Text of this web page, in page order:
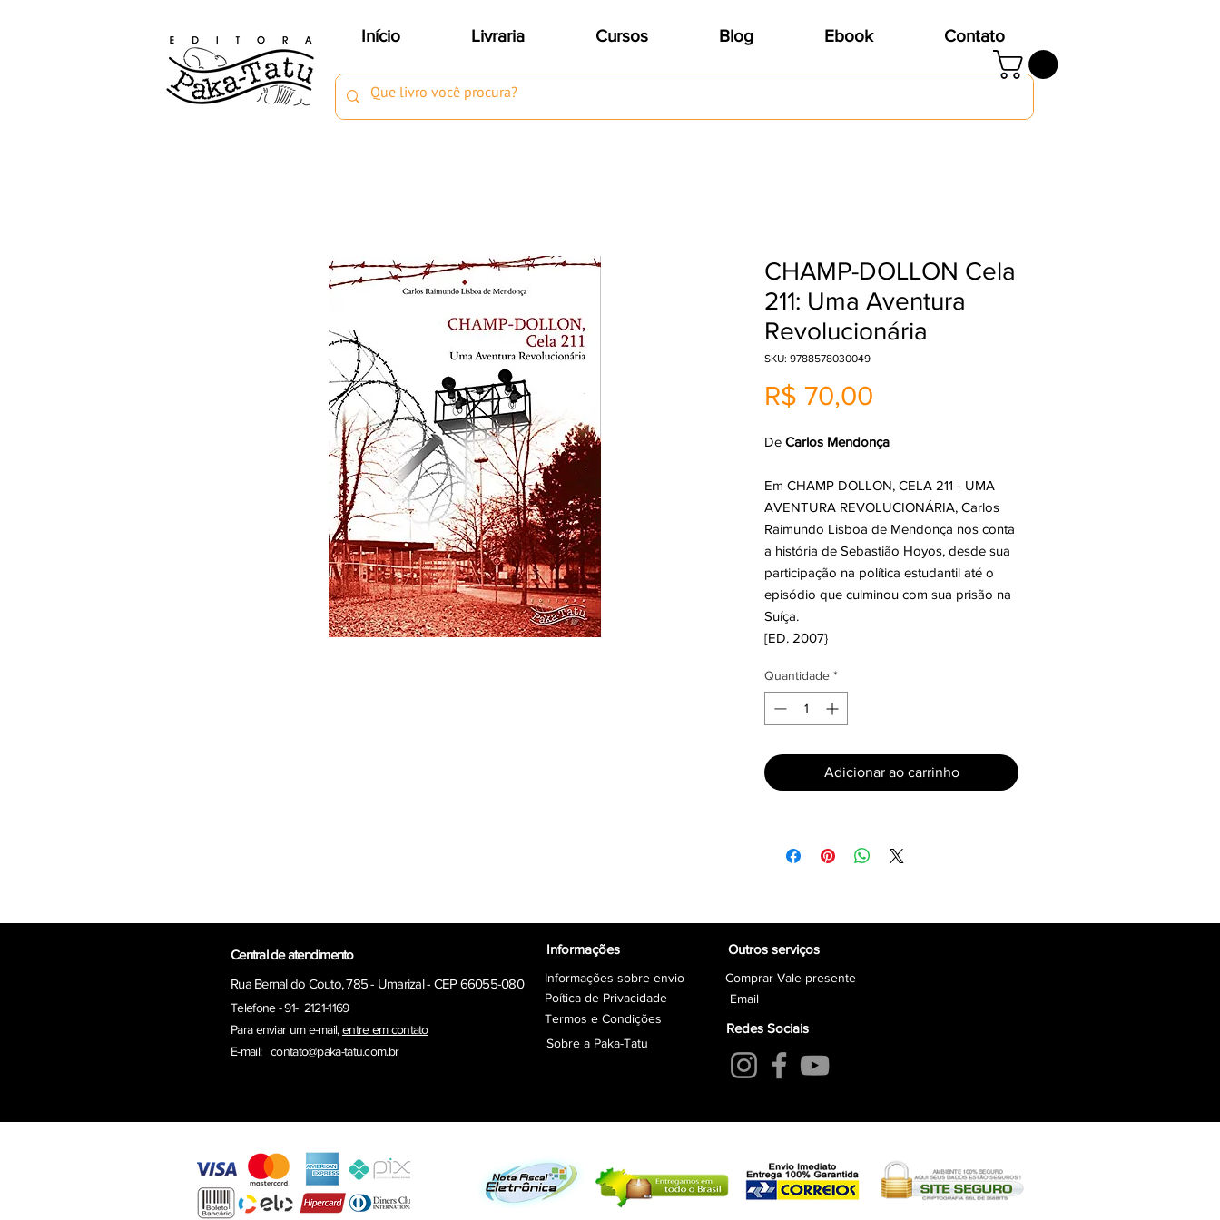
Início Livraria Cursos Blog Ebook Contato
CHAMP-DOLLON Cela
211: Uma Aventura
Revolucionária
SKU: 9788578030049
R$ 70,00
De Carlos Mendonça
Em CHAMP DOLLON, CELA 211 - UMA
AVENTURA REVOLUCIONÁRIA, Carlos
Raimundo Lisboa de Mendonça nos conta
a história de Sebastião Hoyos, desde sua
participação na política estudantil até o
episódio que culminou com sua prisão na
Suíça.
[ED. 2007}
Quantidade *
Adicionar ao carrinho
Central de atendimento
Rua Bernal do Couto, 785 - Umarizal - CEP 66055-080
Telefone - 91- 2121-1169
Para enviar um e-mail, entre em contato
E-mail: contato@paka-tatu.com.br
Informações
Informações sobre envio
Poítica de Privacidade
Termos e Condições
Sobre a Paka-Tatu
Outros serviços
Comprar Vale-presente
Email
Redes Sociais